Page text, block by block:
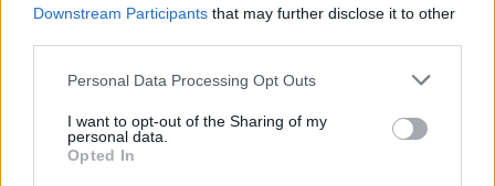
Downstream Participants that may further disclose it to other
Please note that this website/app uses one or more Google
not limited to your visit or usage behaviour. You may click to
grant or deny consent to Google and its third-party tags to
use your data for below specified purposes in below Google
Personal Data Processing Opt Outs
I want to opt-out of the Sharing of my
personal data.
Opted In